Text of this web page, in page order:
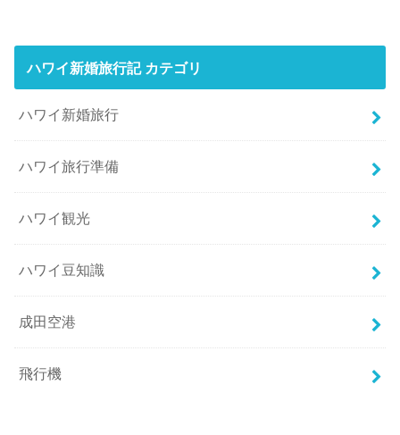
ハワイ新婚旅行記 カテゴリ
ハワイ新婚旅行
ハワイ旅行準備
ハワイ観光
ハワイ豆知識
成田空港
飛行機